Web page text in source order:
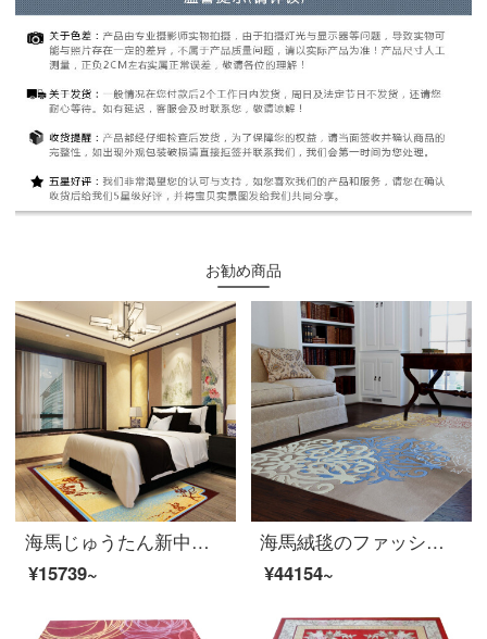
お勧め商品
海馬じゅうたん新中国式寝室書斎ウールカーペット
¥15739~
海馬絨毯のファッションは簡単です。ニュージーランドウール手製絨毯客間茶何ソファー寝室書斎オーダーメイド絨毯S 722カスタム前売2.2 M*3.3 M
¥44154~